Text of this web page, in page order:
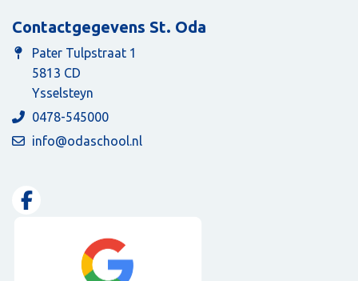
Contactgegevens St. Oda
Pater Tulpstraat 1
5813 CD
Ysselsteyn
0478-545000
info@odaschool.nl